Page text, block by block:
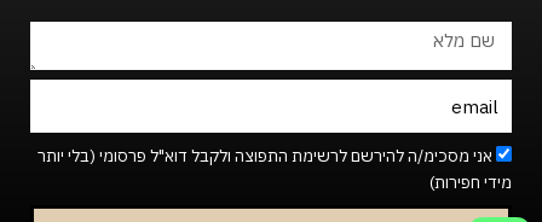
שם
Footer_newsletter
אני מסכימ/ה להירשם לרשימת התפוצה ולקבל דוא"ל פרסומי (בלי יותר
מידי חפירות)